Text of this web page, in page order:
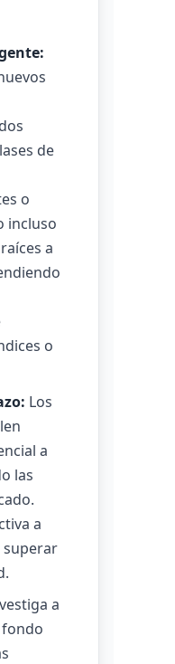
de
o
incluso
a
o
Los
a
las
a
superar
a